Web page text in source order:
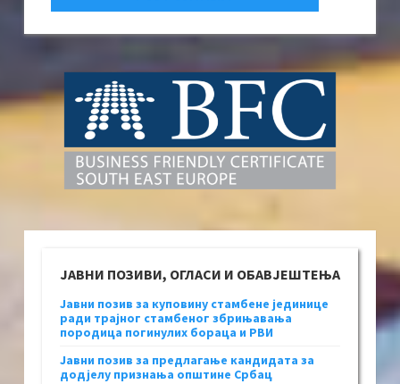
ЈАВНИ ПОЗИВИ, ОГЛАСИ И ОБАВЈЕШТЕЊА
Јавни позив за куповину стамбене јединице
ради трајног стамбеног збрињавања
породица погинулих бораца и РВИ
Јавни позив за предлагање кандидата за
додјелу признања општине Србац